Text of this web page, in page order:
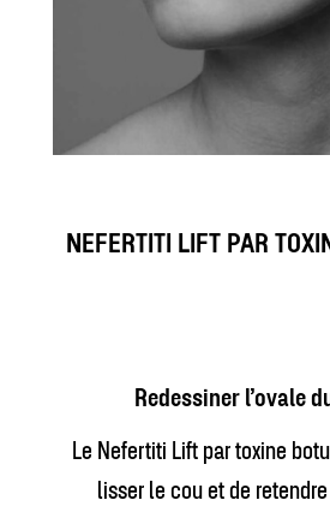
NEFERTITI LIFT PAR
Redessiner l’ovale
Le Nefertiti Lift par toxine
lisser le cou et de